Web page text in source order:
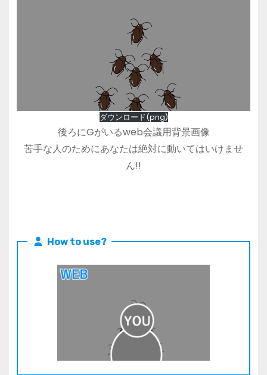
ダウンロード(png)
後ろにGがいるweb会議用背景画像
苦手な人のためにあなたは絶対に動いてはいけませ
ん!!
How to use?